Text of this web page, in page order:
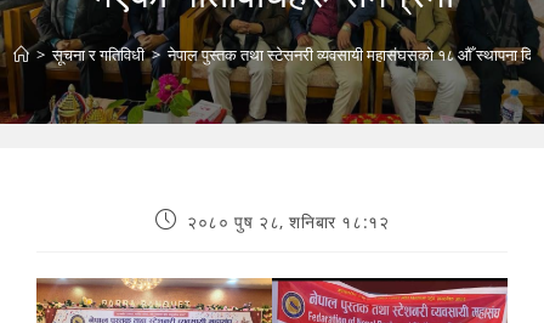
> सूचना र गतिविधी > नेपाल पुस्तक तथा स्टेसनरी व्यवसायी महासंघसको १८ औँ स्थापना
२०८० पुष २८, शनिबार १८:१२